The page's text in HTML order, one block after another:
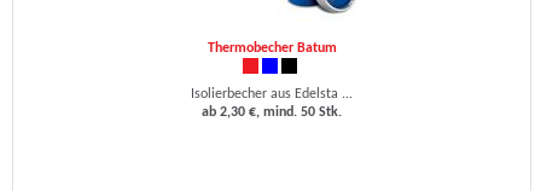
Thermobecher Batum
Isolierbecher aus Edelsta ...
ab 2,30 €, mind. 50 Stk.